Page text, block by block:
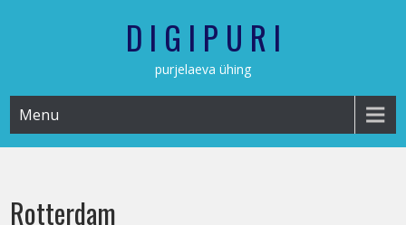
D I G I P U R I
purjelaeva ühing
Menu
Rotterdam